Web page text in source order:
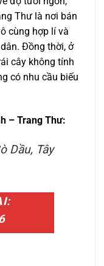
Thư là nơi bán
cùng hợp lí và
Đồng thời, ở
cây không tính
có nhu cầu biếu
– Trang Thư:
Dầu, Tây